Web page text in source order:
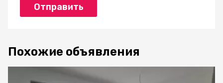
Отправить
Похожие объявления